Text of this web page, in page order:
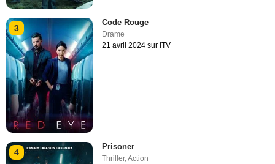
3
Code Rouge
Drame
21 avril 2024 sur ITV
4
Prisoner
Thriller,Action